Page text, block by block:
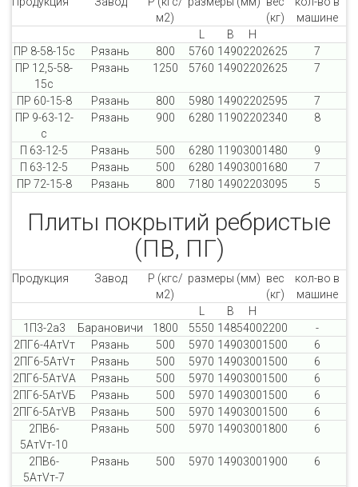
м2)
(кг)
машине
B
H
ПР 8-58-15с
Рязань 800 5760 14902202625
7
ПР 12,5-58-
15с
Рязань 1250 5760 14902202625 7
ПР 60-15-8 Рязань 800 5980 14902202595
7
ПР 9-63-12-
с
Рязань 900 6280 11902202340 8
П 63-12-5 Рязань 500 6280 11903001480
9
П 63-12-5
Рязань 500 6280 14903001680
7
ПР 72-15-8
Рязань 800 7180 14902203095 5
Плиты покрытий ребристые
(ПВ, ПГ)
Продукция Завод
P (кгс/
м2)
размеры (мм) вес
(кг)
кол-во в
машине
B
H
1П3-2а3
Барановичи 1800 5550 14854002200
-
2ПГ6-4AтVт
Рязань 500 5970 14903001500
6
2ПГ6-5AтVт
Рязань 500 5970 14903001500
6
2ПГ6-5AтVА
Рязань 500 5970 14903001500
6
2ПГ6-5AтVБ
Рязань 500 5970 14903001500
6
2ПГ6-5AтVВ
Рязань 500 5970 14903001500
6
2ПВ6-
5AтVт-10
Рязань 500 5970 14903001800 6
2ПВ6-
5AтVт-7
Рязань 500 5970 14903001900 6